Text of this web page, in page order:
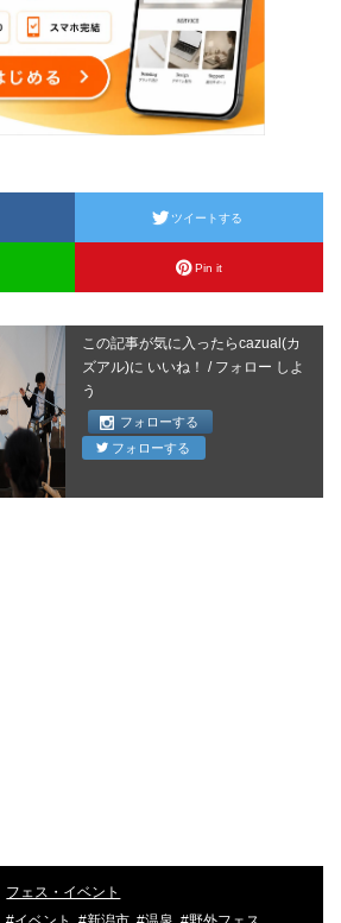
ツイートする
Pin it
この記事が気に入ったらcazual(カ
ズアル)に いいね！ / フォロー しよ
う
フォローする
フォローする
フェス・イベント